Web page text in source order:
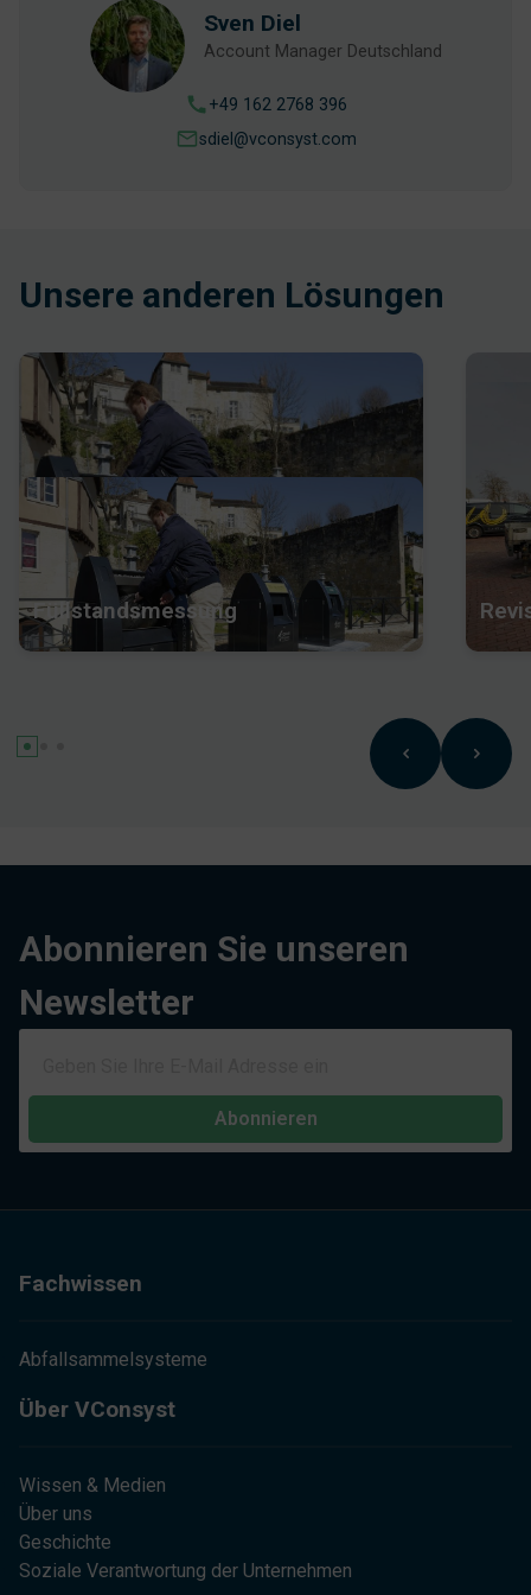
Sven Diel
Account Manager Deutschland
+49 162 2768 396
sdiel@vconsyst.com
Unsere anderen Lösungen
Füllstandsmessung
Abonnieren Sie unseren
Newsletter
Abonnieren
Fachwissen
Abfallsammelsysteme
Über VConsyst
Wissen & Medien
Über uns
Geschichte
Soziale Verantwortung der Unternehmen